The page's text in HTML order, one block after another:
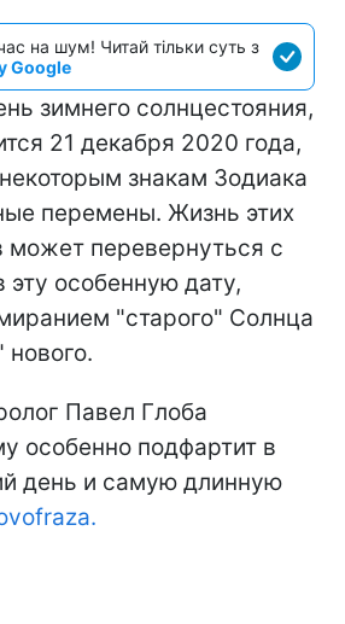
на шум! Читай тільки суть з
Google
зимнего солнцестояния,
21 декабря 2020 года,
знакам Зодиака
перемены. Жизнь этих
может перевернуться с
эту особенную дату,
"старого" Солнца
Павел Глоба
особенно подфартит в
день и самую длинную